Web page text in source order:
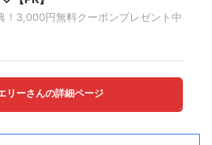
！3,000円無料クーポンプレゼント中
リーさんの詳細ページ